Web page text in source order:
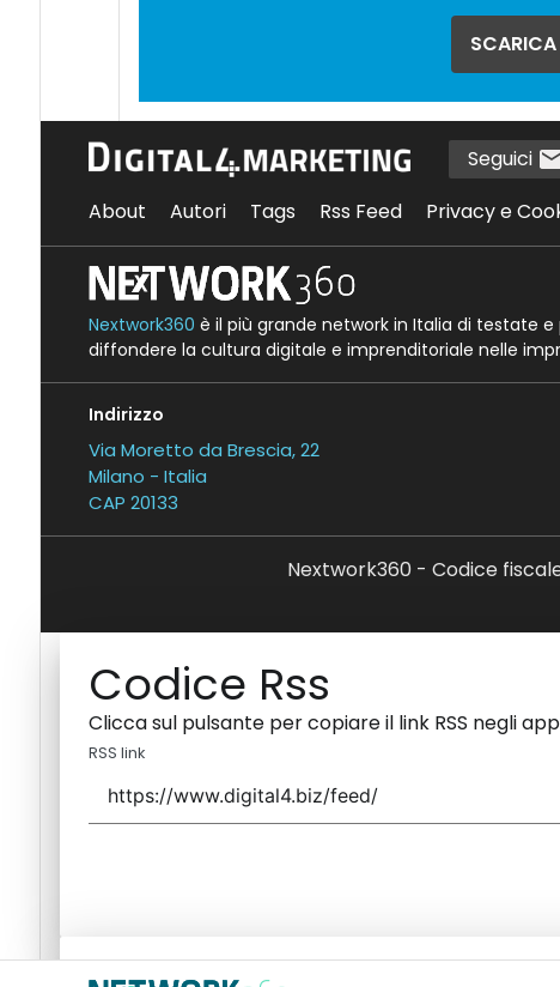
SCARICA
Seguici
About
Autori Tags Rss Feed Privacy e
Nextwork360 è il più grande network in Italia di testate
diffondere la cultura digitale e imprenditoriale nelle
Indirizzo
Via Moretto da Brescia, 22
Milano - Italia
CAP 20133
Nextwork360 - Codice fiscale
Codice Rss
Clicca sul pulsante per copiare il link RSS negli
RSS link